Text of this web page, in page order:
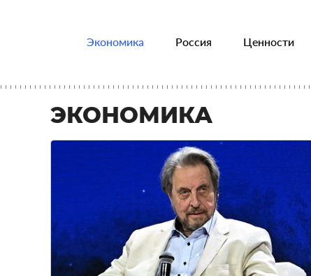
Экономика Россия Ценности
ЭКОНОМИКА